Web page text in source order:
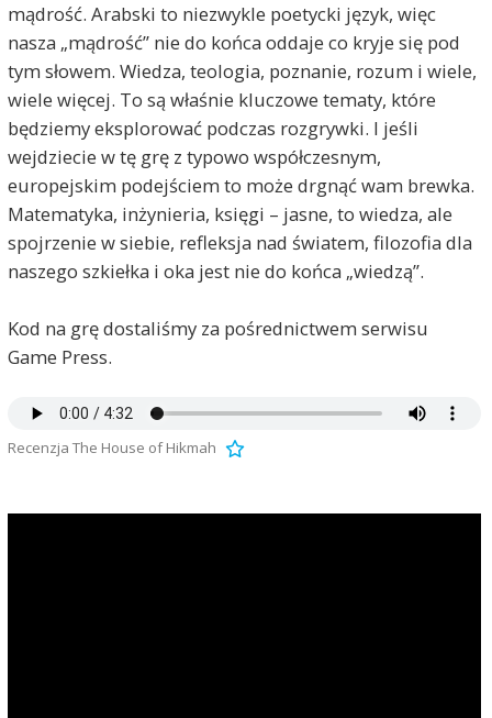
mądrość. Arabski to niezwykle poetycki język, więc
nasza „mądrość” nie do końca oddaje co kryje się pod
tym słowem. Wiedza, teologia, poznanie, rozum i wiele,
wiele więcej. To są właśnie kluczowe tematy, które
będziemy eksplorować podczas rozgrywki. I jeśli
wejdziecie w tę grę z typowo współczesnym,
europejskim podejściem to może drgnąć wam brewka.
Matematyka, inżynieria, księgi – jasne, to wiedza, ale
spojrzenie w siebie, refleksja nad światem, filozofia dla
naszego szkiełka i oka jest nie do końca „wiedzą”.
Kod na grę dostaliśmy za pośrednictwem serwisu
Game Press.
Recenzja The House of Hikmah